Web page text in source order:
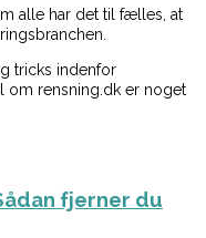
alle har det til fælles, at
tricks indenfor
om rensning.dk er noget
fjerner du